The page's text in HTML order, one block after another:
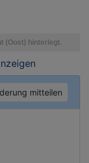
mitteilen